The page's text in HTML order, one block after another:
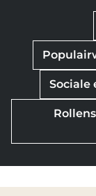
Sociale